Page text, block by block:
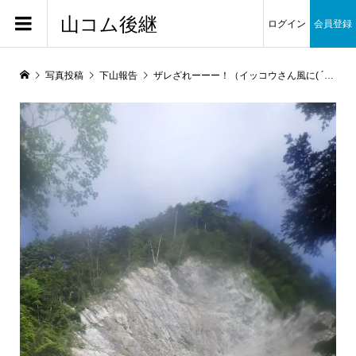
山コム後継 ログイン 会員登録
写真投稿 下山報告 ザレざれーーー！（イッコウさん風に( ´艸｀)(笑)）